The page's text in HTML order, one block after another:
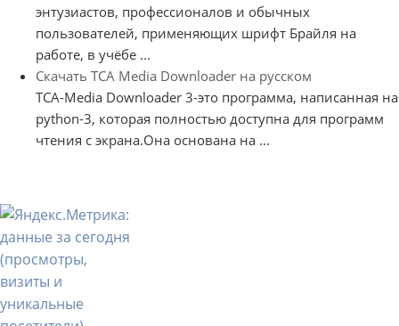
энтузиастов, профессионалов и обычных
пользователей, применяющих шрифт Брайля на
работе, в учёбе ...
Скачать TCA Media Downloader на русском
TCA-Media Downloader 3-это программа, написанная на
python-3, которая полностью доступна для программ
чтения с экрана.Она основана на ...